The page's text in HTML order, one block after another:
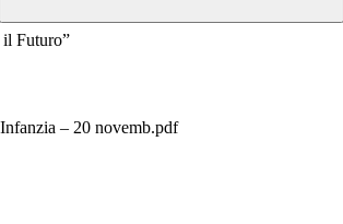
il Futuro”
– 20 novemb.pdf